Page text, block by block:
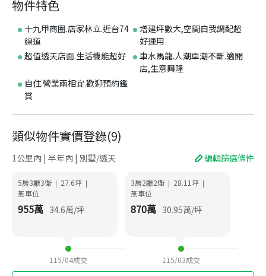
物件特色
十九甲商圈.店家林立.近台74
線道
增建坪數大,空間自我調配超
好運用
超值透天店面.生活機能超好
車水馬龍.人潮車潮不斷.適開
店,生意興隆
自住.營業兩相宜.歡迎預約鑑
賞
類似物件實價登錄(9)
1公里內 | 半年內 | 別墅/透天 編輯篩選條件
5房3廳3衛 | 27.6坪 |
無車位
955萬 34.6萬/坪
115/04成交
3房2廳2衛 | 28.11坪 |
無車位
870萬 30.95萬/坪
115/03成交